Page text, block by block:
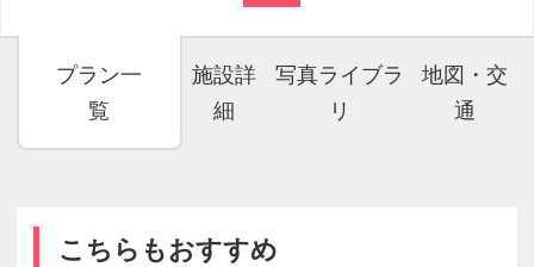
プラン一
覧
施設詳
細
写真ライブラ
リ
地図・交
通
こちらもおすすめ